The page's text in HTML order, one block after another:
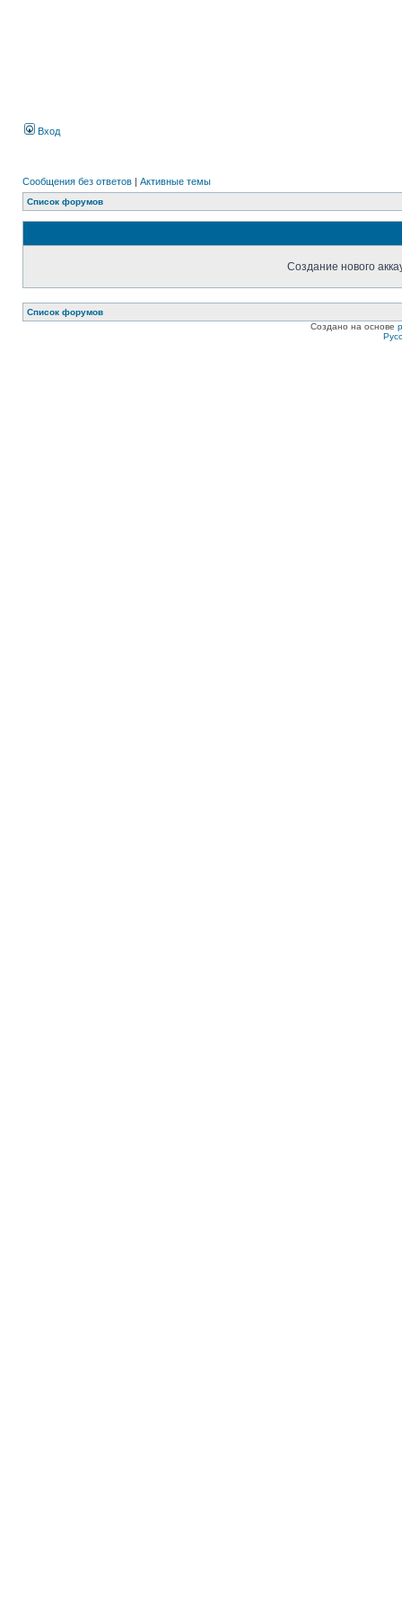
Вход
Сообщения без ответов | Активные темы
Список форумов
Создание нового
Список форумов
Создано на основе